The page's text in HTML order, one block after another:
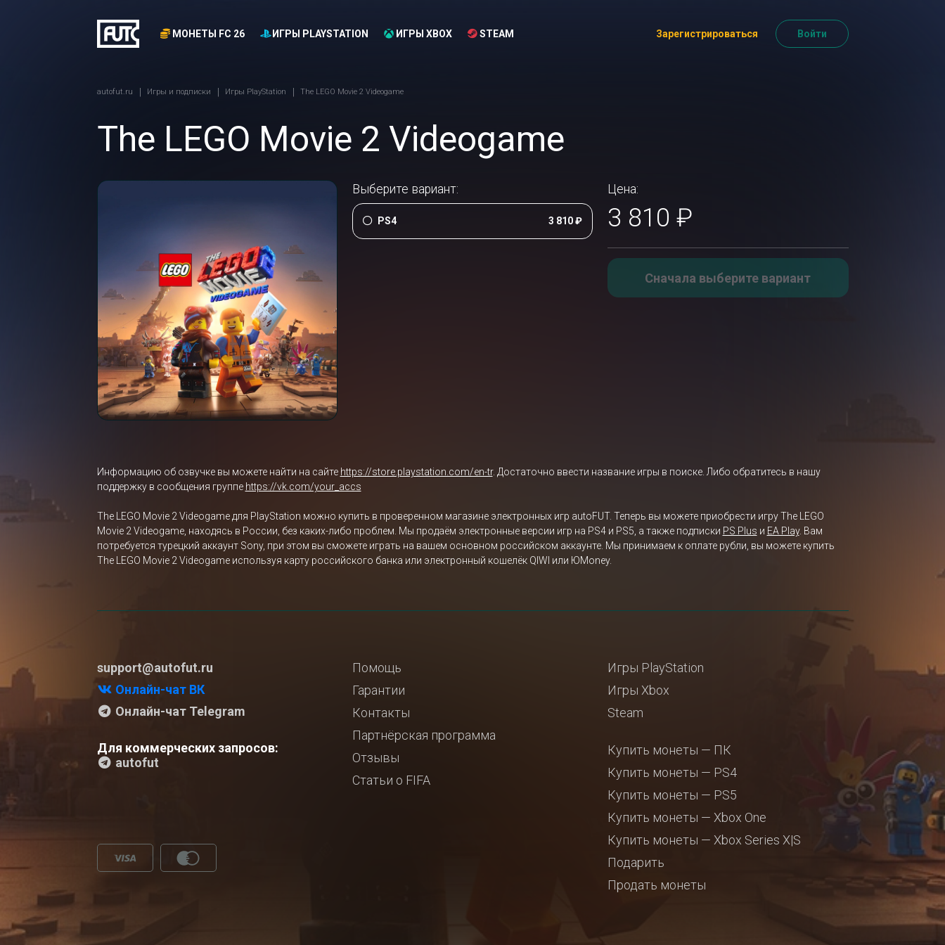
МОНЕТЫ FC 26 ИГРЫ PLAYSTATION ИГРЫ XBOX STEAM Зарегистрироваться Войти
autofut.ru Игры и подписки Игры PlayStation The LEGO Movie 2 Videogame
The LEGO Movie 2 Videogame
Выберите вариант:
PS4 3 810 ₽
Цена:
3 810 ₽
Сначала выберите вариант
Информацию об озвучке вы можете найти на сайте https://store.playstation.com/en-tr. Достаточно ввести название игры в поиске. Либо обратитесь в нашу
поддержку в сообщения группе https://vk.com/your_accs
The LEGO Movie 2 Videogame для PlayStation можно купить в проверенном магазине электронных игр autoFUT. Теперь вы можете приобрести игру The LEGO
Movie 2 Videogame, находясь в России, без каких-либо проблем. Мы продаём электронные версии игр на PS4 и PS5, а также подписки PS Plus и EA Play. Вам
потребуется турецкий аккаунт Sony, при этом вы сможете играть на вашем основном российском аккаунте. Мы принимаем к оплате рубли, вы можете купить
The LEGO Movie 2 Videogame используя карту российского банка или электронный кошелёк QIWI или ЮMoney.
support@autofut.ru
Онлайн-чат ВК
Онлайн-чат Telegram
Для коммерческих запросов:
autofut
Помощь
Гарантии
Контакты
Партнёрская программа
Отзывы
Статьи о FIFA
Игры PlayStation
Игры Xbox
Steam
Купить монеты — ПК
Купить монеты — PS4
Купить монеты — PS5
Купить монеты — Xbox One
Купить монеты — Xbox Series X|S
Подарить
Продать монеты